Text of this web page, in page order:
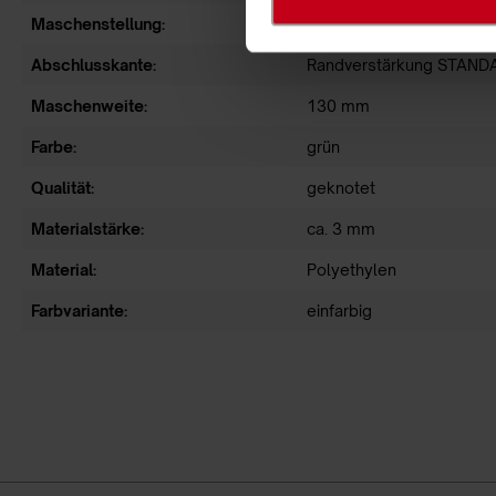
Maschenstellung:
quadratisch
Abschlusskante: Randverstärkung
Maschenweite: 130 mm
Farbe: grün
Qualität: geknotet
Materialstärke: ca. 3 mm
Material: Polyethylen
Farbvariante: einfarbig